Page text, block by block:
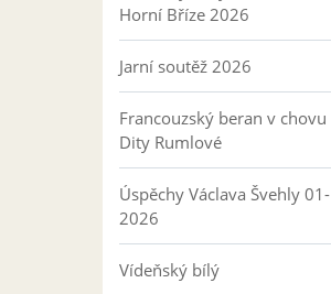
Horní Bříze 2026
Jarní soutěž 2026
Francouzský beran v chovu
Dity Rumlové
Úspěchy Václava Švehly 01-
2026
Vídeňský bílý